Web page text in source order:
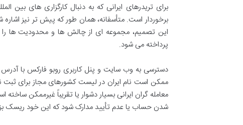
برای تریدرهای ایرانی که به دنبال کارگزاری های
برخوردار است. متأسفانه، همان طور که پیش تر نیز
این تصمیم، مجموعه ای از چالش ها و محدودیت ها را
پرداخته می شود.
ممکن است نام ایران در لیست کشورهای مجاز برای ثبت
شدن حساب یا عدم تأیید مدارک شود که این خود ریسک